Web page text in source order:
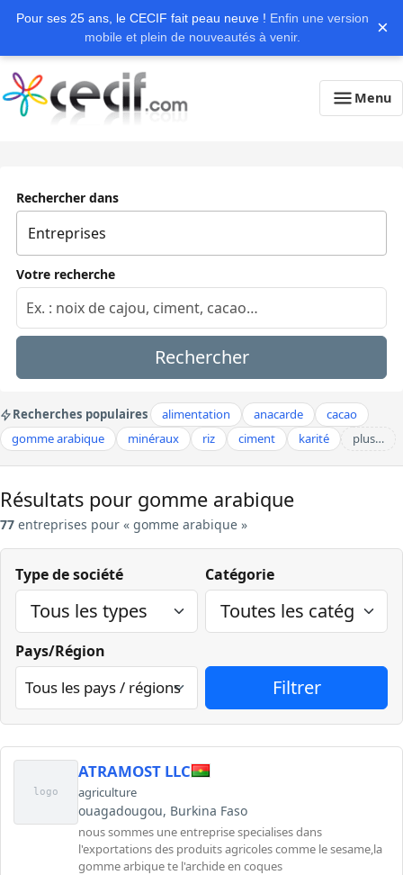
Pour ses 25 ans, le CECIF fait peau neuve ! Enfin une version
mobile et plein de nouveautés à venir.
×
Menu
Rechercher dans
Votre recherche
Rechercher
Recherches populaires alimentation anacarde
cacao
gomme arabique
minéraux riz ciment karité plus…
Résultats pour gomme arabique
77 entreprises pour « gomme arabique »
Type de société Catégorie
Pays/Région
logo
ATRAMOST LLC
agriculture
ouagadougou, Burkina Faso
nous sommes une entreprise specialises dans
l'exportations des produits agricoles comme le sesame,la
gomme arbique te l'archide en coques